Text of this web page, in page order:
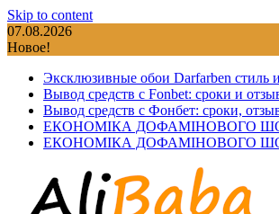
Skip to content
07.08.2026
Новое!
Эксклюзивные обои Darfarben стиль
Вывод средств с Fonbet: сроки и
Вывод средств с Фонбет: сроки,
ЕКОНОМІКА ДОФАМІНОВОГО
ЕКОНОМІКА ДОФАМІНОВОГО